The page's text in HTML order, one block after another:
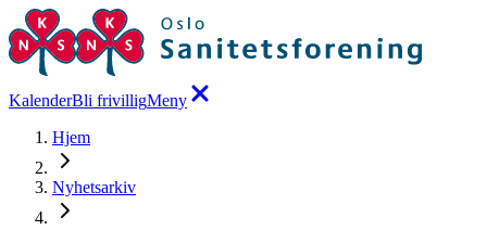
KalenderBli frivilligMeny
Hjem
Nyhetsarkiv